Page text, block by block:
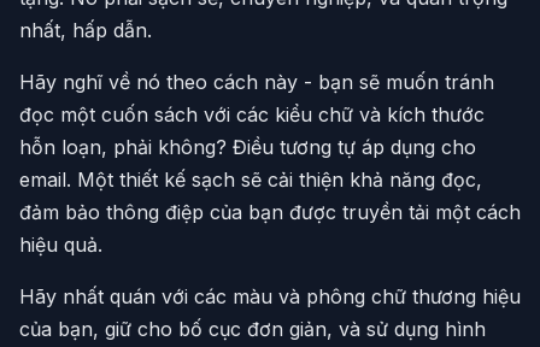
nhất, hấp dẫn.
Hãy nghĩ về nó theo cách này - bạn sẽ muốn tránh
đọc một cuốn sách với các kiểu chữ và kích thước
hỗn loạn, phải không? Điều tương tự áp dụng cho
email. Một thiết kế sạch sẽ cải thiện khả năng đọc,
đảm bảo thông điệp của bạn được truyền tải một cách
hiệu quả.
Hãy nhất quán với các màu và phông chữ thương hiệu
của bạn, giữ cho bố cục đơn giản, và sử dụng hình